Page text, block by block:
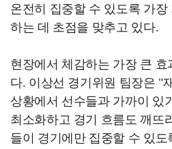
온전히 집중할 수 있도록 가장
하는 데 초점을 맞추고 있다.
현장에서 체감하는 가장 큰 효
다. 이상선 경기위원 팀장은 "
상황에서 선수들과 가까이 있
최소화하고 경기 흐름도 깨뜨
들이 경기에만 집중할 수 있